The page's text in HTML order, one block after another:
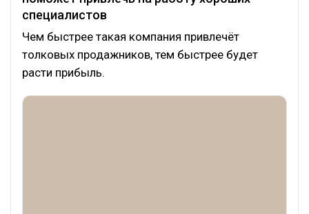
специалистов
Чем быстрее такая компания привлечёт
толковых продажников, тем быстрее будет
расти прибыль.